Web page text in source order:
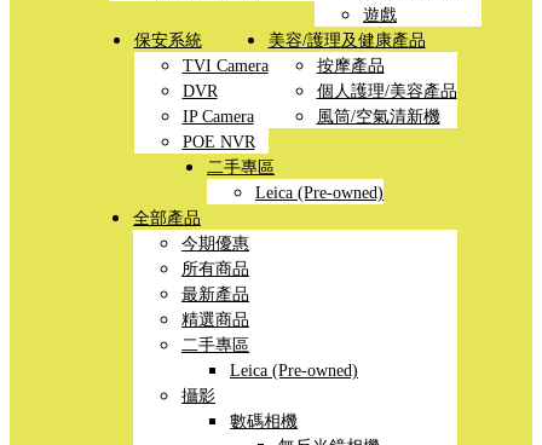
遊戲
保安系統
TVI Camera
DVR
IP Camera
POE NVR
美容/護理及健康產品
按摩產品
個人護理/美容產品
風筒/空氣清新機
二手專區
Leica (Pre-owned)
全部產品
今期優惠
所有商品
最新產品
精選商品
二手專區
Leica (Pre-owned)
攝影
數碼相機